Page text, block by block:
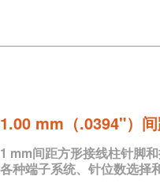
1.00 mm（.0394"）
1 mm间距方形接线柱针脚
各种端子系统、针位数选择